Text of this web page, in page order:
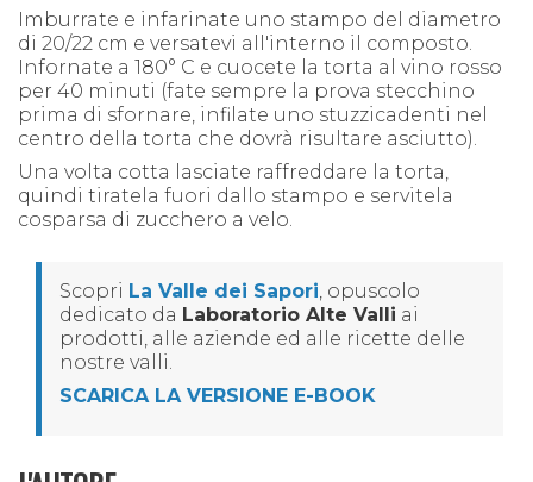
Imburrate e infarinate uno stampo del diametro
di 20/22 cm e versatevi all'interno il composto.
Infornate a 180° C e cuocete la torta al vino rosso
per 40 minuti (fate sempre la prova stecchino
prima di sfornare, infilate uno stuzzicadenti nel
centro della torta che dovrà risultare asciutto).
Una volta cotta lasciate raffreddare la torta,
quindi tiratela fuori dallo stampo e servitela
cosparsa di zucchero a velo.
Scopri La Valle dei Sapori, opuscolo
dedicato da Laboratorio Alte Valli ai
prodotti, alle aziende ed alle ricette delle
nostre valli.
SCARICA LA VERSIONE E-BOOK